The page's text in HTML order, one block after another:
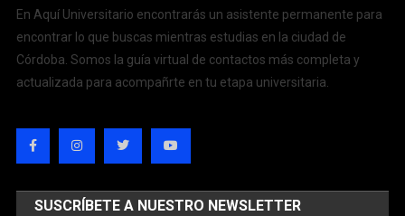
En Aquí Universitario encontrarás un asistente permanente para
encontrar lo que buscas mientras estudias en la ciudad de
Córdoba. Somos la guía virtual de contactos más completa y
actualizada para acompañrte en tu etapa universitaria.
SUSCRÍBETE A NUESTRO NEWSLETTER